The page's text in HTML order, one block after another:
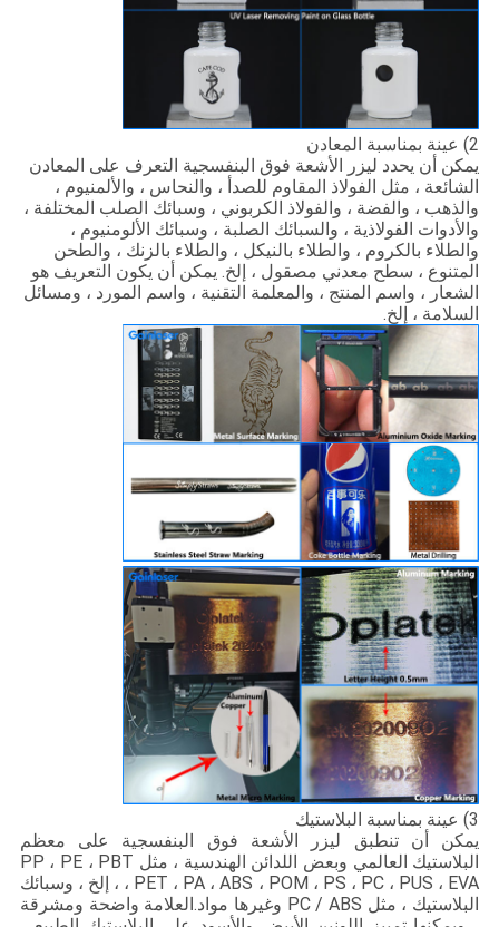
2) عينة بمناسبة المعادن
يمكن أن يحدد ليزر الأشعة فوق البنفسجية التعرف على المعادن
الشائعة ، مثل الفولاذ المقاوم للصدأ ، والنحاس ، والألمنيوم ،
والذهب ، والفضة ، والفولاذ الكربوني ، وسبائك الصلب المختلفة ،
والأدوات الفولاذية ، والسبائك الصلبة ، وسبائك الألومنيوم ،
والطلاء بالكروم ، والطلاء بالنيكل ، والطلاء بالزنك ، والطحن
المتنوع ، سطح معدني مصقول ، إلخ. يمكن أن يكون التعريف هو
الشعار ، واسم المنتج ، والمعلمة التقنية ، واسم المورد ، ومسائل
السلامة ، إلخ.
3) عينة بمناسبة البلاستيك
يمكن أن تنطبق ليزر الأشعة فوق البنفسجية على معظم
البلاستيك العالمي وبعض اللدائن الهندسية ، مثل PP ، PE ، PBT
، PET ، PA ، ABS ، POM ، PS ، PC ، PUS ، EVA ، إلخ ، وسبائك
البلاستيك ، مثل PC / ABS وغيرها مواد.العلامة واضحة ومشرقة